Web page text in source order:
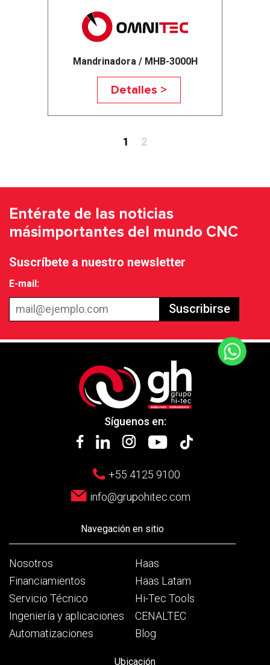
Mandrinadora / MHB-3000H
Detalles >
1 2
Entérate de las noticias
másimportantes del mundo CNC
Suscríbete a nuestro newsletter
E-mail:
Suscribirse
Síguenos en:
+55 4125 9100
info@grupohitec.com
Navegación en sitio
Nosotros
Financiamientos
Servicio Técnico
Ingeniería y aplicaciones
Automatizaciones
Haas
Haas Latam
Hi-Tec Tools
CENALTEC
Blog
Ubicación